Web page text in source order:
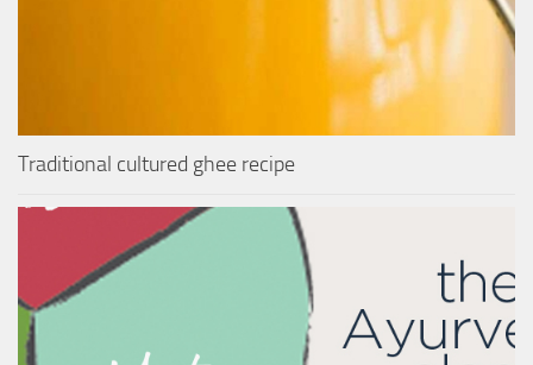
Traditional cultured ghee recipe